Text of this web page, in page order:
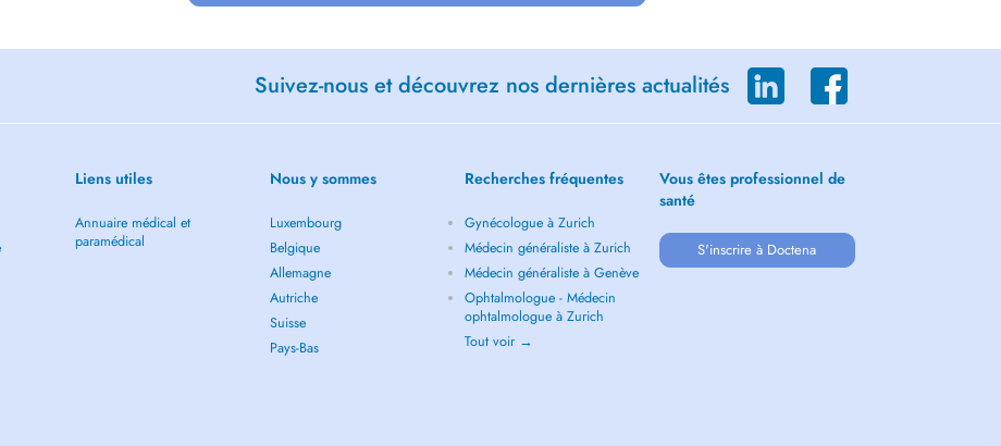
Suivez-nous et découvrez nos dernières actualités
Liens utiles
Annuaire médical et
paramédical
Nous y sommes
Luxembourg
Belgique
Allemagne
Autriche
Suisse
Pays-Bas
Recherches fréquentes
Gynécologue à Zurich
Médecin généraliste à Zurich
Médecin généraliste à Genève
Ophtalmologue - Médecin
ophtalmologue à Zurich
Tout voir →
Vous êtes professionnel de
santé
S'inscrire à Doctena